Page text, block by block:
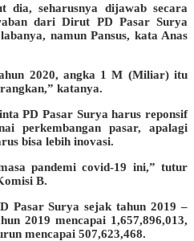
dia, seharusnya dijawab secara
dari Dirut PD Pasar Surya
namun Pansus, kata Anas
2020, angka 1 M (Miliar) itu
katanya.
PD Pasar Surya harus reponsif
perkembangan pasar, apalagi
bisa lebih inovasi.
pandemi covid-19 ini,” tutur
B.
Pasar Surya sejak tahun 2019 –
2019 mencapai 1,657,896,013,
mencapai 507,623,468.